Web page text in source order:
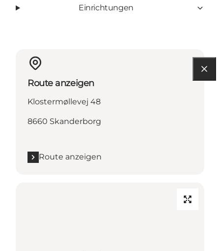
Einrichtungen
Route anzeigen
Klostermøllevej 48
8660 Skanderborg
Route anzeigen